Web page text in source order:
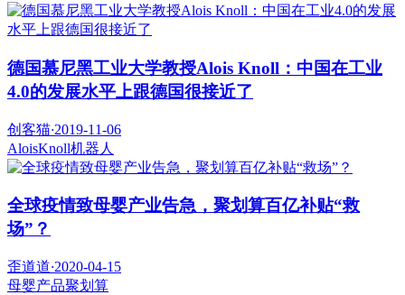
德国慕尼黑工业大学教授Alois Knoll：中国在工业
4.0的发展水平上跟德国很接近了
创客猫·2019-11-06
AloisKnoll机器人
全球疫情致母婴产业告急，聚划算百亿补贴“救
场”？
歪道道·2020-04-15
母婴产品聚划算